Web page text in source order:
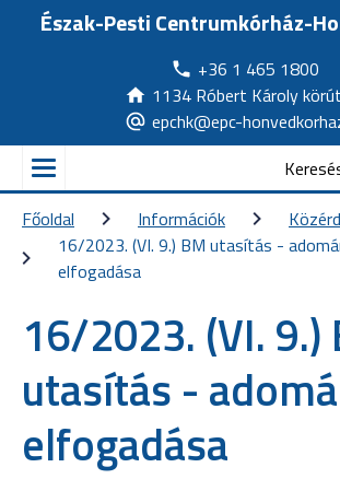
Észak-Pesti Centrumkórház-
+36 1 465 1800
1134 Róbert Károly
epchk@epc-
Főoldal
Információk
16/2023. (VI. 9.) BM utasítás -
elfogadása
16/2023. (VI. 9.)
utasítás -
elfogadása